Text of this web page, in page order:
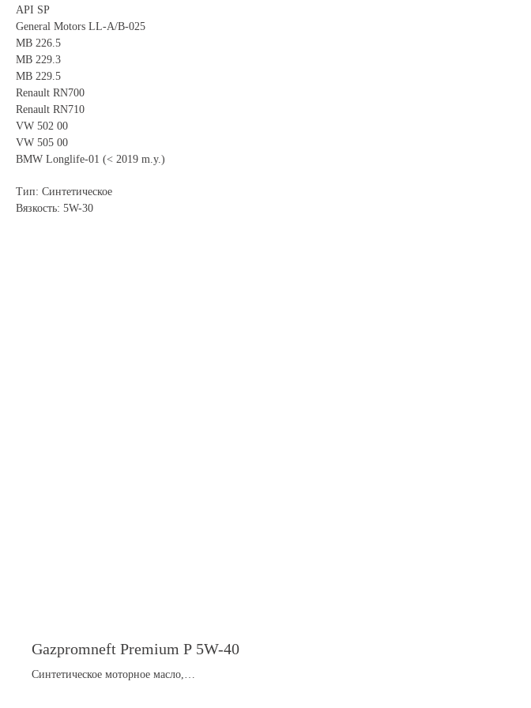
API SP
General Motors LL-A/B-025
MB 226.5
MB 229.3
MB 229.5
Renault RN700
Renault RN710
VW 502 00
VW 505 00
BMW Longlife-01 (< 2019 m.y.)
Тип: Синтетическое
Вязкость: 5W-30
Gazpromneft Premium P 5W-40
Cинтетическое моторное масло,